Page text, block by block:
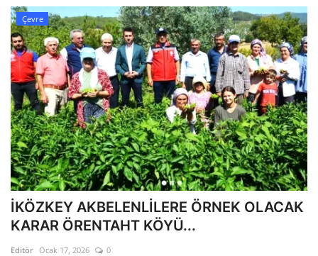
Çevre
İKÖZKEY AKBELENLİLERE ÖRNEK OLACAK
KARAR ÖRENTAHT KÖYÜ...
Editör Ocak 17, 2026 0